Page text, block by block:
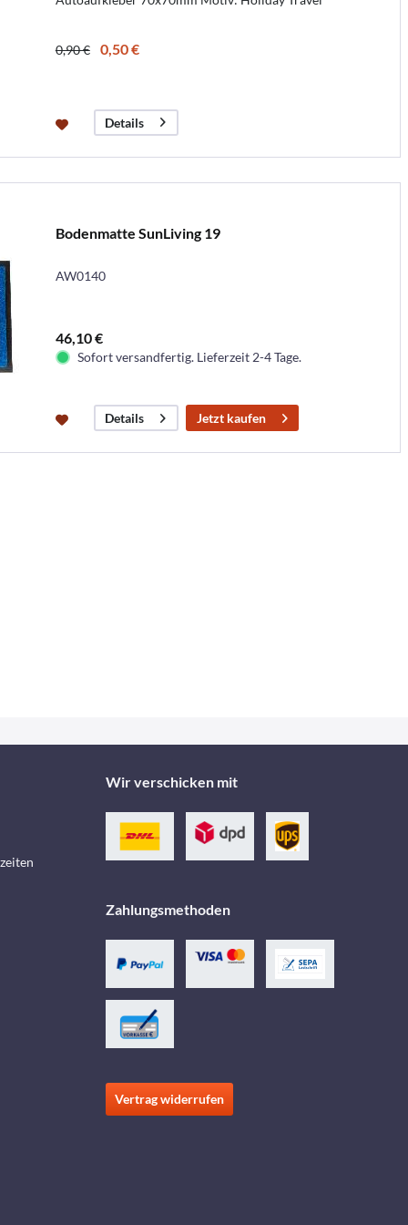
0,90 € 0,50 €
Details
Bodenmatte SunLiving 19
AW0140
46,10 €
Sofort versandfertig. Lieferzeit 2-4 Tage.
Details Jetzt kaufen
Wir verschicken mit
Zahlungsmethoden
Vertrag widerrufen